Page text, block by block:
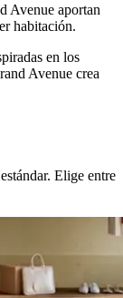
Avenue aportan
habitación.
en los
Avenue crea
Elige entre